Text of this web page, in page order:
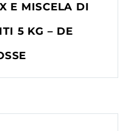
E MISCELA DI
5 KG – DE